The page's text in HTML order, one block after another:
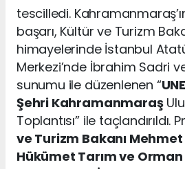
tescilledi.
başarı, Kültür ve Turizm
himayelerinde İstanbul
Merkezi’nde İbrahim Sadri
sunumu ile düzenlenen “
Şehri Kahramanmaraş
Toplantısı” ile taçlandırıldı.
ve Turizm Bakanı Mehmet
Hükümet Tarım ve Orman